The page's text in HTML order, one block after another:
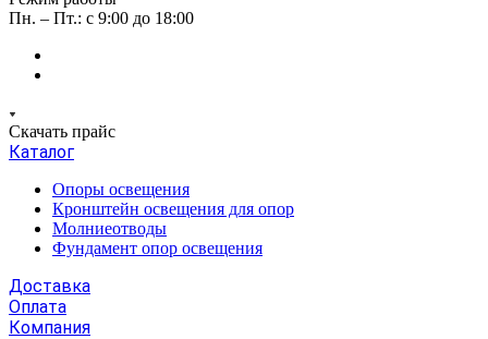
Пн. – Пт.: с 9:00 до 18:00
Скачать прайс
Каталог
Опоры освещения
Кронштейн освещения для опор
Молниеотводы
Фундамент опор освещения
Доставка
Оплата
Компания